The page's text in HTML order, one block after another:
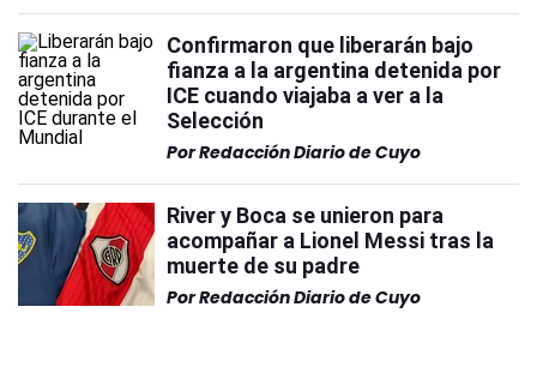
Confirmaron que liberarán bajo
fianza a la argentina detenida por
ICE cuando viajaba a ver a la
Selección
PorRedacción Diario de Cuyo
River y Boca se unieron para
acompañar a Lionel Messi tras la
muerte de su padre
PorRedacción Diario de Cuyo